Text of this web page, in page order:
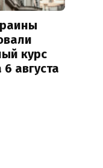
курс
августа